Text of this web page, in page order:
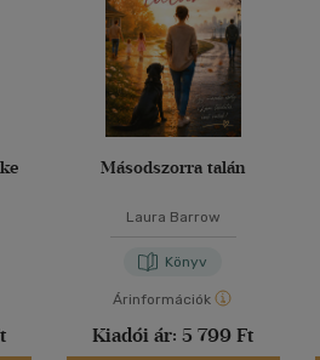
Másodszorra talán
Laura Barrow
Könyv
Árinformációk
Kiadói ár: 5 799 Ft